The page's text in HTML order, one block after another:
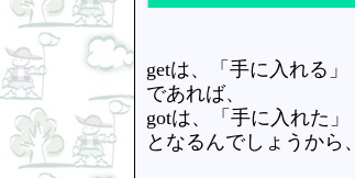
getは、「手に入れる」
であれば、
gotは、「手に入れた」
となるんでしょうから、